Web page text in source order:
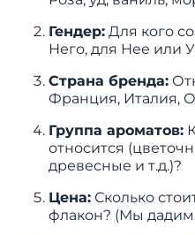
Гендер: Для кого
Него, для Нее или
Страна бренда:
Франция, Италия,
Группа ароматов:
относится
древесные и т.д.)?
Цена: Сколько
флакон? (Мы